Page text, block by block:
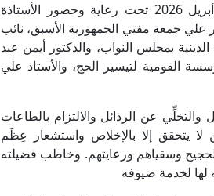
والذي عُقد بجمعية الهلال الأحمر المصري اليوم الخميس الموافق 9 أبريل 2026 تحت رعاية وحضور الأستاذة
علي جمعة مفتي الجمهورية الأسبق، نائب
بمجلس النواب، والدكتور أيمن عبد
القومية لتيسير الحج، والأستاذ علي
عن الرذائل والالتزام بالطاعات
يتحقق إلا بالإخلاص واستشعار عِظَم
وسقياهم ورعايتهم. وخاطب فضيلته
لها لخدمة ضيوفه